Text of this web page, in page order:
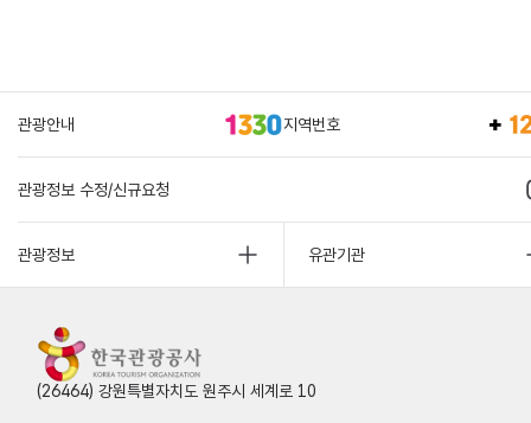
관광안내 지역번호
관광정보 수정/신규요청
관광정보 유관기관
(26464) 강원특별자치도 원주시 세계로 10